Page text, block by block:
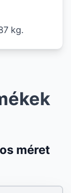
kg.
méret